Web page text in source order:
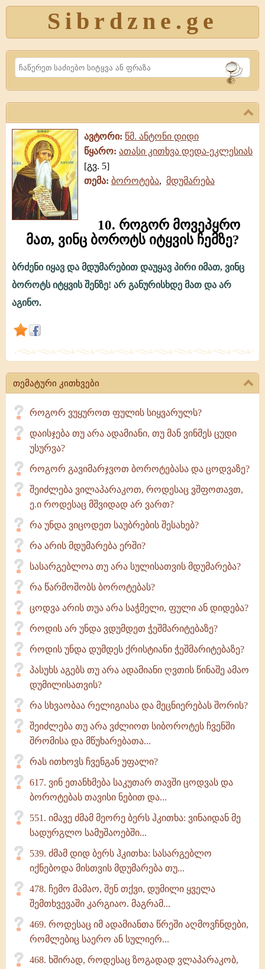
Sibrdzne.ge
Search
ავტორი: წმ. ანტონი დიდი
წყარო: ათასი კითხვა დედა-ეკლესიას
[გვ. 5]
თემა: ბოროტება, მდუმარება
10. როგორ მოვეპყრო
მათ, ვინც ბოროტს იტყვის ჩემზე?
როგორ
მათ,
ვინც
ბოროტს
იტყვის
ჩემზე?
ბრძენი იყავ და მდუმარებით დაუყავ პირი იმათ, ვინც
ბოროტს იტყვის შენზე! არ განურისხდე მათ და არ
აგინო.
თემატური კითხვები
როგორ ვუყუროთ ფულის სიყვარულს?
დაისჯება თუ არა ადამიანი, თუ მან ვინმეს ცუდი
უსურვა?
როგორ გავიმარჯვოთ ბოროტებასა და ცოდვაზე?
შეიძლება ვილაპარაკოთ, როდესაც ვშფოთავთ,
ე.ი როდესაც მშვიდად არ ვართ?
რა უნდა ვიცოდეთ საუბრების შესახებ?
რა არის მდუმარება ერში?
სასარგებლოა თუ არა სულისათვის მდუმარება?
რა წარმოშობს ბოროტებას?
ცოდვა არის თუა არა საჭმელი, ფული ან დიდება?
როდის არ უნდა ვდუმდეთ ჭეშმარიტებაზე?
როდის უნდა დუმდეს ქრისტიანი ჭეშმარიტებაზე?
პასუხს აგებს თუ არა ადამიანი ღვთის წინაშე ამაო
დუმილისათვის?
რა სხვაობაა რელიგიასა და მეცნიერებას შორის?
შეიძლება თუ არა ვძლიოთ სიბოროტეს ჩვენში
შრომისა და მწუხარებათა...
რას ითხოვს ჩვენგან უფალი?
617. ვინ ეთანხმება საკუთარ თავში ცოდვას და
ბოროტებას თავისი ნებით და...
551. იმავე ძმამ მეორე ბერს ჰკითხა: ვინაიდან მე
სადურგლო სამუშაოებში...
539. ძმამ დიდ ბერს ჰკითხა: სასარგებლო
იქნებოდა მისთვის მდუმარება თუ...
478. ჩემო მამაო, შენ თქვი, დუმილი ყველა
შემთხვევაში კარგიაო. მაგრამ...
469. როდესაც იმ ადამიანთა წრეში აღმოვჩნდები,
რომლებიც საერო ან სულიერ...
468. ხშირად, როდესაც ზოგადად ვლაპარაკობ,